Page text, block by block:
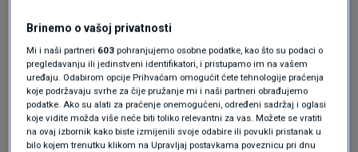
desnica i to ona radikalna snažno raste
Trebamo li se bojati tog novog političkog
trenda koji se Europom širi poput požara? O
tome smo razgovarali s političkim filozofom
Žarkom Puhovskim.
Brinemo o vašoj privatnosti
Mi i naši partneri 603 pohranjujemo osobne podatke, kao što su podaci o
pregledavanju ili jedinstveni identifikatori, i pristupamo im na vašem
uređaju. Odabirom opcije Prihvaćam omogućit ćete tehnologije praćenja
koje podržavaju svrhe za čije pružanje mi i naši partneri obrađujemo
podatke. Ako su alati za praćenje onemogućeni, određeni sadržaj i oglasi
koje vidite možda više neće biti toliko relevantni za vas. Možete se vratiti
na ovaj izbornik kako biste izmijenili svoje odabire ili povukli pristanak u
bilo kojem trenutku klikom na Upravljaj postavkama poveznicu pri dnu